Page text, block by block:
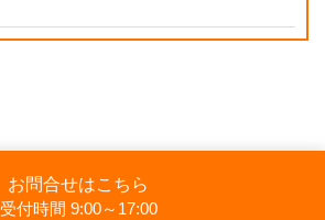
お問合せはこちら
受付時間 9:00～17:00